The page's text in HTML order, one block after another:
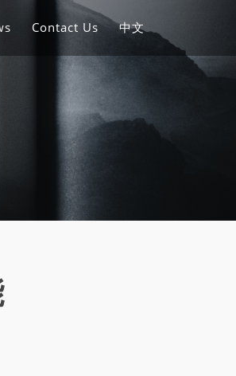
Contact Us 中文